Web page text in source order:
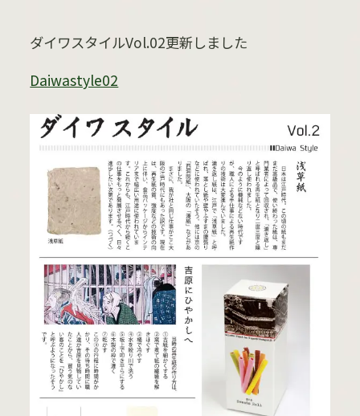
ダイワスタイルVol.02更新しました
Daiwastyle02